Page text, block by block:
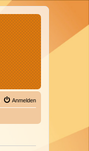
Anmelden